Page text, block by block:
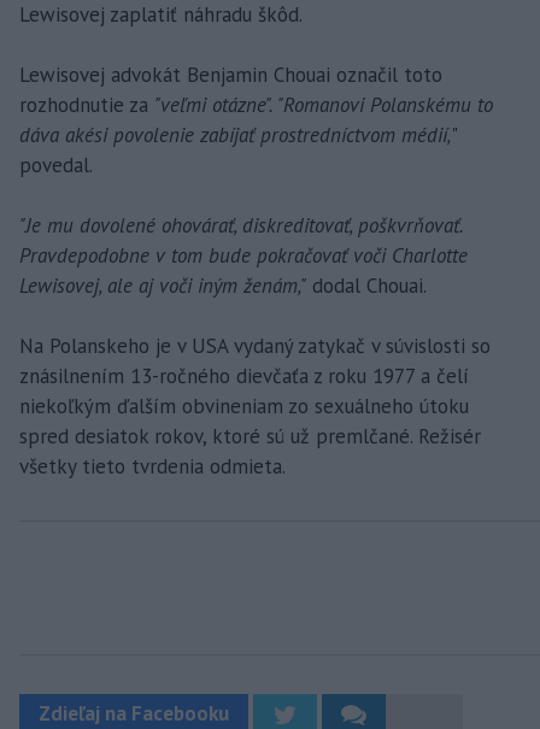
Lewisovej zaplatiť náhradu škôd.
Lewisovej advokát Benjamin Chouai označil toto
rozhodnutie za "veľmi otázne". "Romanovi Polanskému to
dáva akési povolenie zabíjať prostredníctvom médií,"
povedal.
"Je mu dovolené ohovárať, diskreditovať, poškvrňovať.
Pravdepodobne v tom bude pokračovať voči Charlotte
Lewisovej, ale aj voči iným ženám," dodal Chouai.
Na Polanskeho je v USA vydaný zatykač v súvislosti so
znásilnením 13-ročného dievčaťa z roku 1977 a čelí
niekoľkým ďalším obvineniam zo sexuálneho útoku
spred desiatok rokov, ktoré sú už premlčané. Režisér
všetky tieto tvrdenia odmieta.
Zdieľaj na Facebooku